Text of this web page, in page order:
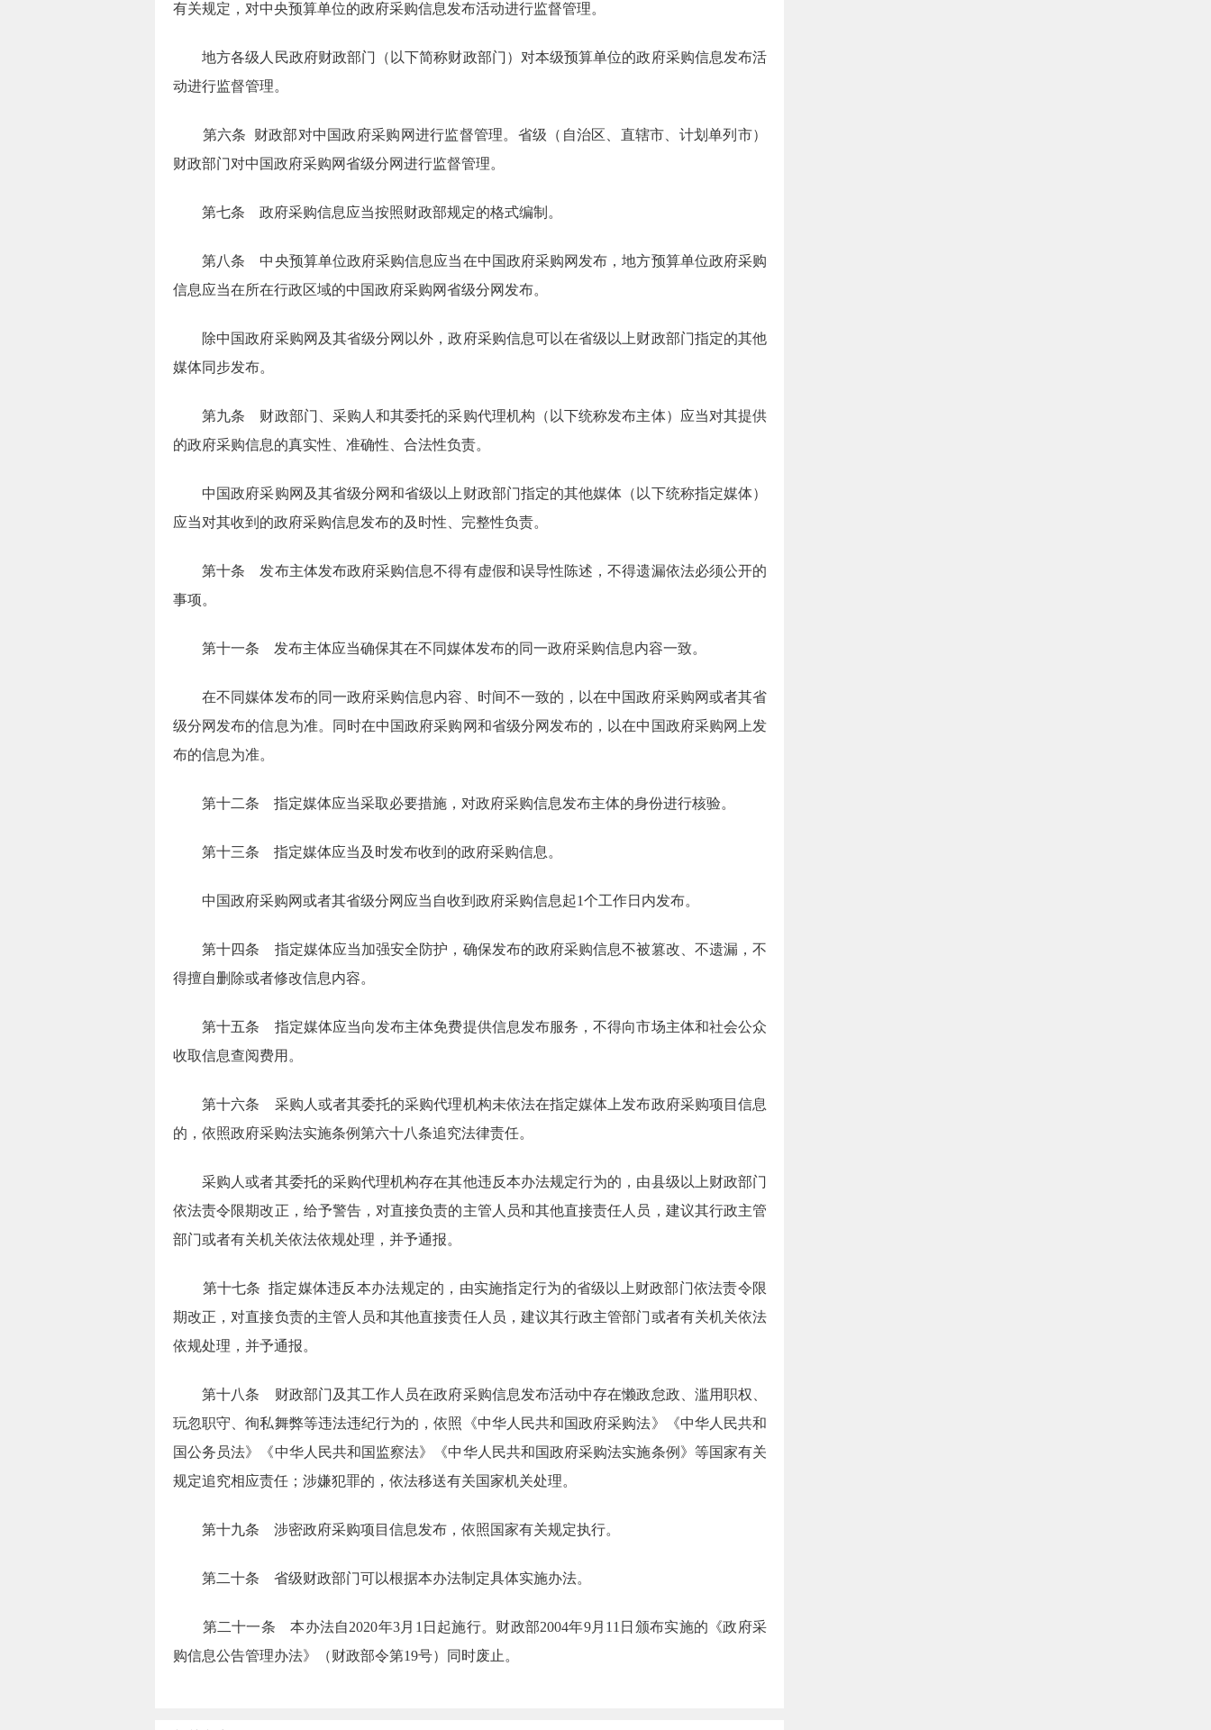
有关规定，对中央预算单位的政府采购信息发布活动进行监督管理。
地方各级人民政府财政部门（以下简称财政部门）对本级预算单位的政府采购信息发布活
动进行监督管理。
第六条 财政部对中国政府采购网进行监督管理。省级（自治区、直辖市、计划单列市）
财政部门对中国政府采购网省级分网进行监督管理。
第七条 政府采购信息应当按照财政部规定的格式编制。
第八条 中央预算单位政府采购信息应当在中国政府采购网发布，地方预算单位政府采购
信息应当在所在行政区域的中国政府采购网省级分网发布。
除中国政府采购网及其省级分网以外，政府采购信息可以在省级以上财政部门指定的其他
媒体同步发布。
第九条 财政部门、采购人和其委托的采购代理机构（以下统称发布主体）应当对其提供
的政府采购信息的真实性、准确性、合法性负责。
中国政府采购网及其省级分网和省级以上财政部门指定的其他媒体（以下统称指定媒体）
应当对其收到的政府采购信息发布的及时性、完整性负责。
第十条 发布主体发布政府采购信息不得有虚假和误导性陈述，不得遗漏依法必须公开的
事项。
第十一条 发布主体应当确保其在不同媒体发布的同一政府采购信息内容一致。
在不同媒体发布的同一政府采购信息内容、时间不一致的，以在中国政府采购网或者其省
级分网发布的信息为准。同时在中国政府采购网和省级分网发布的，以在中国政府采购网上发
布的信息为准。
第十二条 指定媒体应当采取必要措施，对政府采购信息发布主体的身份进行核验。
第十三条 指定媒体应当及时发布收到的政府采购信息。
中国政府采购网或者其省级分网应当自收到政府采购信息起1个工作日内发布。
第十四条 指定媒体应当加强安全防护，确保发布的政府采购信息不被篡改、不遗漏，不
得擅自删除或者修改信息内容。
第十五条 指定媒体应当向发布主体免费提供信息发布服务，不得向市场主体和社会公众
收取信息查阅费用。
第十六条 采购人或者其委托的采购代理机构未依法在指定媒体上发布政府采购项目信息
的，依照政府采购法实施条例第六十八条追究法律责任。
采购人或者其委托的采购代理机构存在其他违反本办法规定行为的，由县级以上财政部门
依法责令限期改正，给予警告，对直接负责的主管人员和其他直接责任人员，建议其行政主管
部门或者有关机关依法依规处理，并予通报。
第十七条 指定媒体违反本办法规定的，由实施指定行为的省级以上财政部门依法责令限
期改正，对直接负责的主管人员和其他直接责任人员，建议其行政主管部门或者有关机关依法
依规处理，并予通报。
第十八条 财政部门及其工作人员在政府采购信息发布活动中存在懒政怠政、滥用职权、
玩忽职守、徇私舞弊等违法违纪行为的，依照《中华人民共和国政府采购法》《中华人民共和
国公务员法》《中华人民共和国监察法》《中华人民共和国政府采购法实施条例》等国家有关
规定追究相应责任；涉嫌犯罪的，依法移送有关国家机关处理。
第十九条 涉密政府采购项目信息发布，依照国家有关规定执行。
第二十条 省级财政部门可以根据本办法制定具体实施办法。
第二十一条 本办法自2020年3月1日起施行。财政部2004年9月11日颁布实施的《政府采
购信息公告管理办法》（财政部令第19号）同时废止。